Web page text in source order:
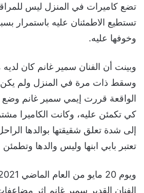
تضع كاميرات في المنزل ليس
تستطيع الاطمئنان عليه باستمرار
وخوفها عليه.
وبينت أن الفنان سمير غانم كان
وسقط ذات مرة في المنزل ولم يكن
الواقعة قررت إيمي سمير غانم
كي تكمئن عليه، وكانت الكاميرا
إلى شدة تعلق شقيقتها بوالدها
تعتبر بابي ابنها وليس والدها
الفنان القدير سمير غانم إثر